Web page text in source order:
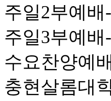
주일2부예
주일3부예
수요찬양예
충현살롬대